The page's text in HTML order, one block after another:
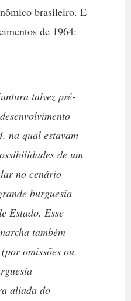
brasileiro. E
de 1964:
talvez pré-
na qual estavam
de um
no cenário
burguesia
Estado. Esse
também
omissões ou
aliada do